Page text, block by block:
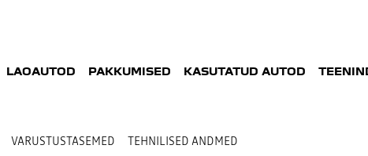
LAOAUTOD PAKKUMISED KASUTATUD AUTOD
VARUSTUSTASEMED TEHNILISED ANDMED